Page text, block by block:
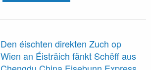
Den éischten direkten Zuch op
Wien an Éisträich fänkt Schëff aus